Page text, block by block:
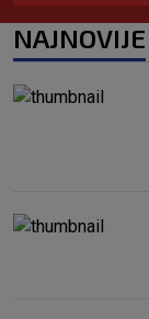
NAJNOVIJE